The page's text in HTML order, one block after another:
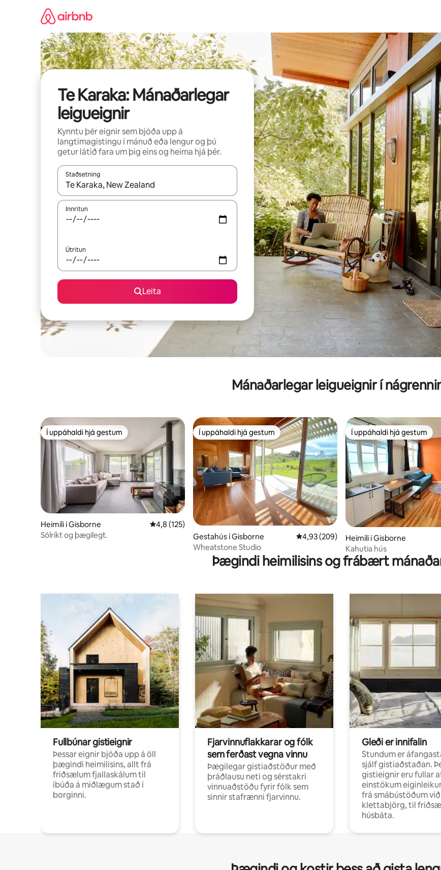
Te Karaka: Mánaðarlegar
leigueignir
Kynntu þér eignir sem bjóða upp á
langtímagistingu í mánuð eða lengur og þú
getur látið fara um þig eins og heima hjá þér.
Staðsetning
Þegar niðurstöður liggja fyrir skaltu nota upp og niður örvalyklana eða skoða með því að snerta eða strjúka.
Innritun
Útritun
Leita
Mánaðarlegar leigueignir í
Í uppáhaldi hjá gestum
Í uppáhaldi hjá gestum
Heimili í Gisborne 4,8 af 5 í meðaleinkunn, 125 umsagnir
4,8 (125)
Sólríkt og þægilegt.
Í uppáhaldi hjá gestum
Í uppáhaldi hjá gestum
Gestahús í Gisborne 4,93 af 5 í meðaleinkunn, 209 umsagnir
4,93 (209)
Wheatstone Studio
Í uppáhaldi hjá gestum
Í uppáhaldi hjá gestum
Heimili í Gisborne
Kahutia hús
Þægindi heimilisins og frábært
Fullbúnar gistieignir
Þessar eignir bjóða upp á öll
þægindi heimilisins, allt frá
friðsælum fjallaskálum til
íbúða á miðlægum stað í
borginni.
Fjarvinnuflakkarar og fólk
sem ferðast vegna vinnu
Þægilegar gistiaðstöður með
þráðlausu neti og sérstakri
vinnuaðstöðu fyrir fólk sem
sinnir stafrænni fjarvinnu.
Gleði er innifalin
Stundum er
sjálf gistiaðstaðan.
gistieignir eru fullar
einstökum
frá smábústöðum við
klettabjörg, til
húsbáta.